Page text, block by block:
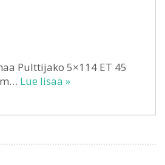
Pulttijako 5×114 ET 45
Lue lisää »